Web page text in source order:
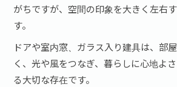
がちですが、空間の印象を大きく左右
す。
ドアや室内窓、ガラス入り建具は、部
く、光や風をつなぎ、暮らしに心地よ
る大切な存在です。